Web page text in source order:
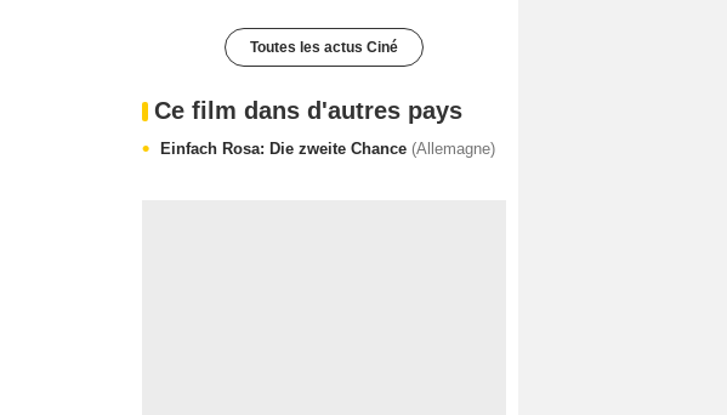
Toutes les actus Ciné
Ce film dans d'autres pays
Einfach Rosa: Die zweite Chance (Allemagne)